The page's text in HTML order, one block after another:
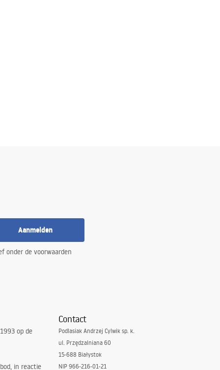
Aanmelden
onder de voorwaarden
op de
in reactie
Contact
Podlasiak Andrzej Cylwik sp. k.
ul. Przędzalniana 60
15-688 Białystok
NIP 966-216-01-21